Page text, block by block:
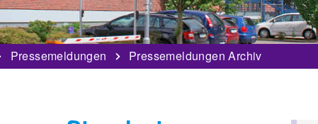
Pressemeldungen Pressemeldungen Archiv